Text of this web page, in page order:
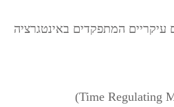
עיקריים המתפקדים באינטגרציה